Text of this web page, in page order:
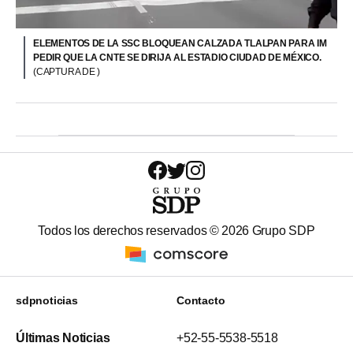
ELEMENTOS DE LA SSC BLOQUEAN CALZADA TLALPAN PARA IM
PEDIR QUE LA CNTE SE DIRIJA AL ESTADIO CIUDAD DE MÉXICO.
(CAPTURA DE )
Todos los derechos reservados © 2026 Grupo SDP
sdpnoticias
Últimas Noticias
Contacto
+52-55-5538-5518